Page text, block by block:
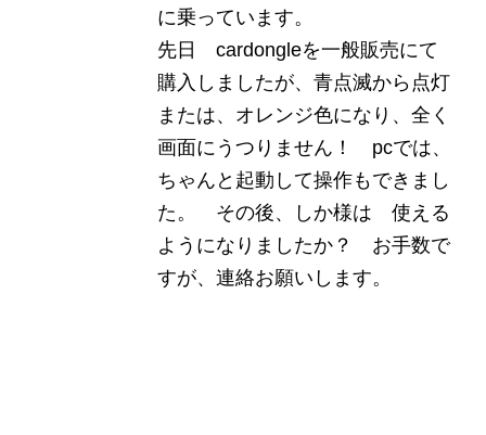
に乗っています。
先日 cardongleを一般販売にて
購入しましたが、青点滅から点灯
または、オレンジ色になり、全く
画面にうつりません！ pcでは、
ちゃんと起動して操作もできまし
た。 その後、しか様は 使える
ようになりましたか？ お手数で
すが、連絡お願いします。